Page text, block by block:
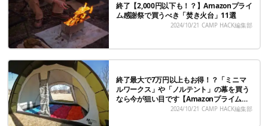
終了【2,000円以下も！？】Amazonプライ
ム感謝祭で買うべき「焚き火台」11選
2024/10/21 CAMP HACK編集部
終了最大で7万円以上もお得！？「ミニマ
ルワークス」や「ノルテント」の幕を買う
なら今が狙い目です【Amazonプライム感
2024/10/21 CAMP HACK編集部